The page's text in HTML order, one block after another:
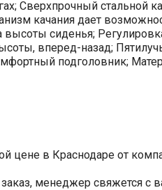
Сверхпрочный стальной
качания дает
высоты сиденья;
вперед-назад;
подголовник;
цене в Краснодаре от
заказ, менеджер свяжется